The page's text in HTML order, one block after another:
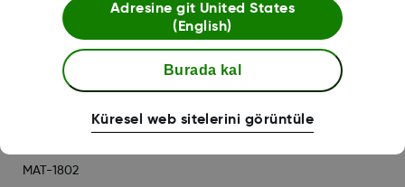
Was this article helpful?
MAT-1802
Adresine git United States
(English)
Burada kal
Küresel web sitelerini görüntüle